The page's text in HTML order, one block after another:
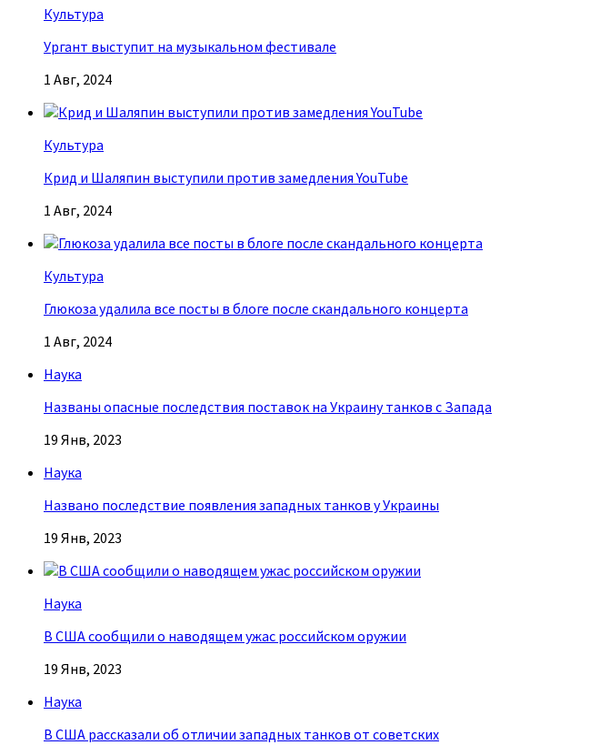
Культура
Ургант выступит на музыкальном фестивале
1 Авг, 2024
Культура
Крид и Шаляпин выступили против замедления YouTube
1 Авг, 2024
Культура
Глюкоза удалила все посты в блоге после скандального концерта
1 Авг, 2024
Наука
Названы опасные последствия поставок на Украину танков с Запада
19 Янв, 2023
Наука
Названо последствие появления западных танков у Украины
19 Янв, 2023
Наука
В США сообщили о наводящем ужас российском оружии
19 Янв, 2023
Наука
В США рассказали об отличии западных танков от советских